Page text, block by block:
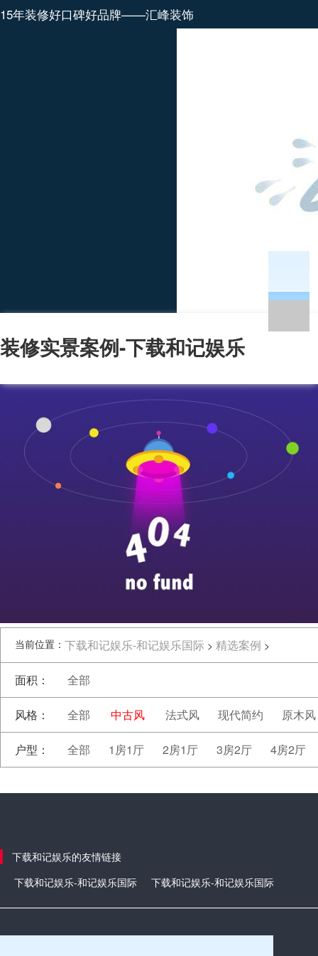
15年装修好口碑好品牌——汇峰装饰
装修实景案例-下载和记娱乐
当前位置： 下载和记娱乐-和记娱乐国际 > 精选案例 >
面积： 全部
风格： 全部 中古风 法式风 现代简约 原木风
户型： 全部 1房1厅 2房1厅 3房2厅 4房2厅
下载和记娱乐的友情链接
下载和记娱乐-和记娱乐国际
下载和记娱乐-和记娱乐国际